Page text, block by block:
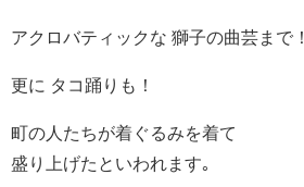
アクロバティックな 獅子の曲芸まで！
更に タコ踊りも！
町の人たちが着ぐるみを着て
盛り上げたといわれます｡